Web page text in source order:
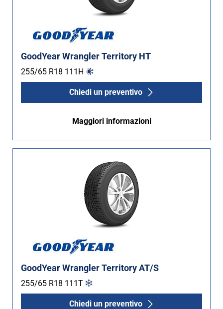
GoodYear Wrangler Territory HT
255/65 R18 111 H
Chiedi un preventivo
Maggiori informazioni
GoodYear Wrangler Territory AT/S
255/65 R18 111T
Chiedi un preventivo